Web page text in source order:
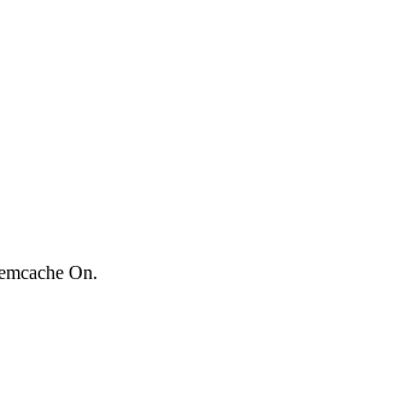
On.